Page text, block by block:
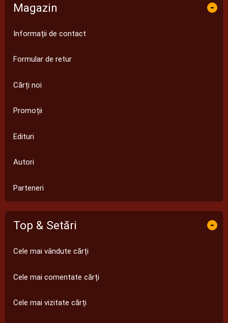
Magazin -
Informații de contact
Formular de retur
Cărți noi
Promoții
Edituri
Autori
Parteneri
Top & Setări -
Cele mai vândute cărți
Cele mai comentate cărți
Cele mai vizitate cărți